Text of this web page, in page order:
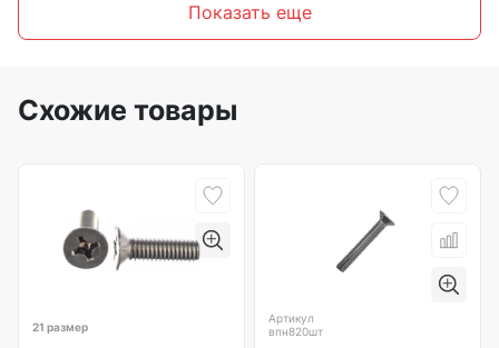
Показать еще
Схожие товары
21 размер
Артикул
впн820шт